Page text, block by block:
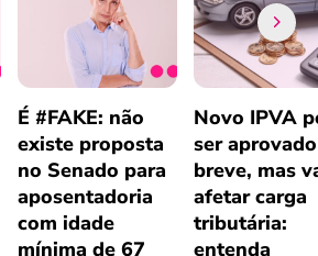
É #FAKE: não
existe proposta
no Senado para
aposentadoria
com idade
mínima de 67
Novo IPVA
ser
breve, mas
afetar carga
tributária:
entenda